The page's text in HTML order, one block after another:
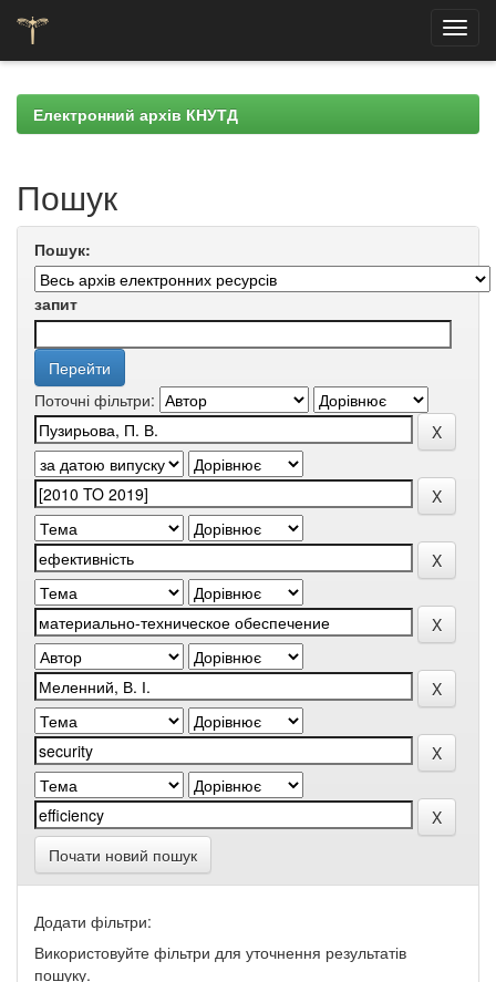
navigationЕлектронний архів КНУТД
Пошук
Пошук:
запит
Поточні фільтри:
Почати новий пошук
Додати фільтри:
Використовуйте фільтри для уточнення результатів
пошуку.